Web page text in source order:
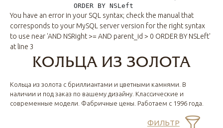
                ORDER BY NSLeft
You have an error in your SQL syntax; check the manual that
corresponds to your MySQL server version for the right syntax
to use near 'AND NSRight >= AND parent_id > 0 ORDER BY NSLeft'
at line 3
КОЛЬЦА ИЗ ЗОЛОТА
Кольца из золота с бриллиантами и цветными камнями. В
наличии и под заказ по вашему дизайну. Классические и
современные модели. Фабричные цены. Работаем с 1996 года.
ФИЛЬТР